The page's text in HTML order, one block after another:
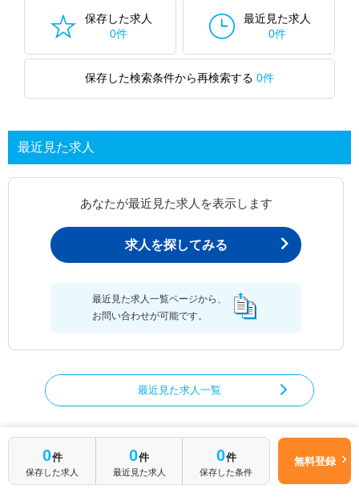
保存した求人
0件
最近見た求人
0件
保存した検索条件から再検索する 0件
最近見た求人
あなたが最近見た求人を表示します
求人を探してみる
最近見た求人一覧ページから、
お問い合わせが可能です。
最近見た求人一覧
0件
保存した求人
0件
最近見た求人
0件
保存した条件
無料登録
臨床検査技師の求人を絞り込む
都道府県から臨床検査技師の求人を探す